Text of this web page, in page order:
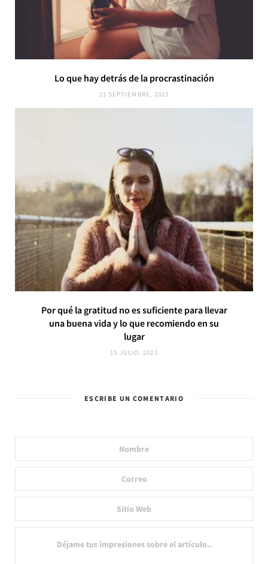
Lo que hay detrás de la procrastinación
21 SEPTIEMBRE, 2023
Por qué la gratitud no es suficiente para llevar
una buena vida y lo que recomiendo en su
lugar
15 JULIO, 2023
ESCRIBE UN COMENTARIO